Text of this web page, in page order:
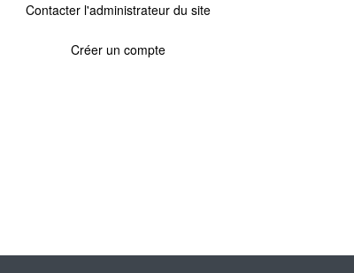
Contacter l'administrateur du site
Créer un compte